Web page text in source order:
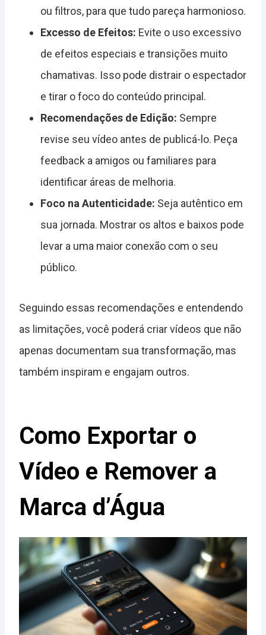
ou filtros, para que tudo pareça harmonioso.
Excesso de Efeitos: Evite o uso excessivo
de efeitos especiais e transições muito
chamativas. Isso pode distrair o espectador
e tirar o foco do conteúdo principal.
Recomendações de Edição: Sempre
revise seu vídeo antes de publicá-lo. Peça
feedback a amigos ou familiares para
identificar áreas de melhoria.
Foco na Autenticidade: Seja autêntico em
sua jornada. Mostrar os altos e baixos pode
levar a uma maior conexão com o seu
público.
Seguindo essas recomendações e entendendo
as limitações, você poderá criar vídeos que não
apenas documentam sua transformação, mas
também inspiram e engajam outros.
Como Exportar o
Vídeo e Remover a
Marca d’Água